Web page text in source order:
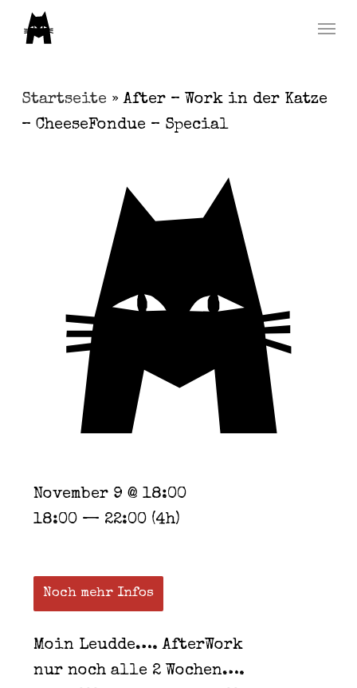
Skip
content
Startseite »After – Work in der Katze
– CheeseFondue – Special
Moin Leudde…. AfterWork
nur noch alle 2 Wochen….
November 9 @ 18:00
18:00 — 22:00 (4h)
Noch mehr Infos